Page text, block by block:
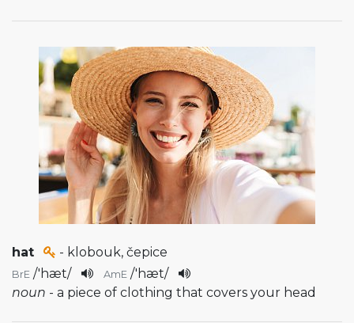
hat - klobouk, čepice
BrE /'hæt/ AmE /'hæt/
noun - a piece of clothing that covers your head